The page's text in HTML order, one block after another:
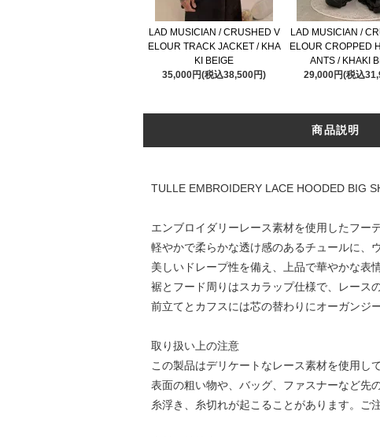
LAD MUSICIAN / CRUSHED V
ELOUR TRACK JACKET / KHA
KI BEIGE
35,000円(税込38,500円)
LAD MUSICIAN /
ELOUR CROPPED
ANTS / KHAKI
29,000円(税込
商品説明
TULLE EMBROIDERY LACE HOODED BIG
エンブロイダリーレース素材を使用したフー
軽やかで柔らかな透け感のあるチュールに、
美しいドレープ性を備え、上品で華やかな表
裾とフード周りはスカラップ仕様で、レース
前立てとカフスには芯の替わりにオーガンジ
取り扱い上の注意
この製品はデリケートなレース素材を使用して
表面の粗い物や、バッグ、ファスナーなど先
糸浮き、糸切れが起こることがあります。ご